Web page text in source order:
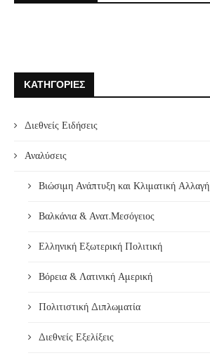
ΚΑΤΗΓΟΡΊΕΣ
Διεθνείς Ειδήσεις
Αναλύσεις
Βιώσιμη Ανάπτυξη και Κλιματική Αλλαγή
Βαλκάνια & Ανατ.Μεσόγειος
Ελληνική Εξωτερική Πολιτική
Βόρεια & Λατινική Αμερική
Πολιτιστική Διπλωματία
Διεθνείς Εξελίξεις